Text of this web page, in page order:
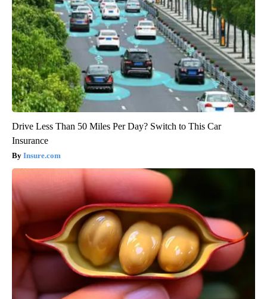
Drive Less Than 50 Miles Per Day? Switch to This Car
Insurance
Insure.com